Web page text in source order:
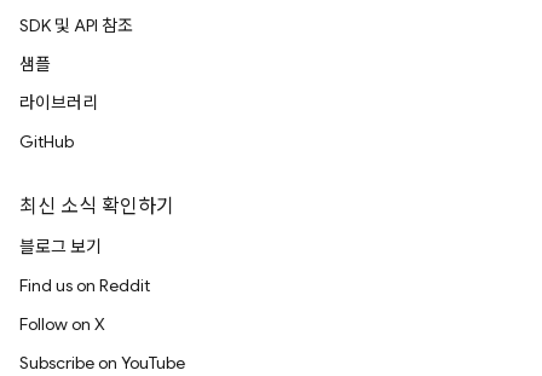
SDK 및 API 참조
샘플
라이브러리
GitHub
최신 소식 확인하기
블로그 보기
Find us on Reddit
Follow on X
Subscribe on YouTube